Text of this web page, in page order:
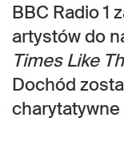
BBC Radio 1
artystów do
Times Like
Dochód
charytatywne